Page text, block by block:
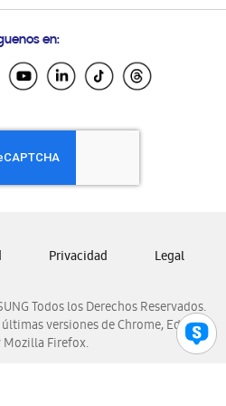
Ecuador
El Salvador
Honduras
Nicaragua
Panamá
Venezuela
en:
Todos los Derechos Reservados.
versiones de Chrome, Edge,
Mozilla Firefox.
Privacidad Legal